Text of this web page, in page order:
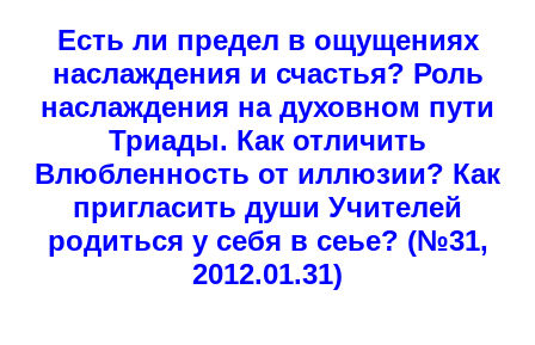
Есть ли предел в ощущениях
наслаждения и счастья? Роль
наслаждения на духовном пути
Триады. Как отличить
Влюбленность от иллюзии? Как
пригласить души Учителей
родиться у себя в сеье? (№31,
2012.01.31)